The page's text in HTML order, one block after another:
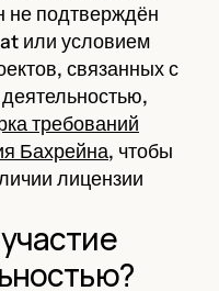
не подтверждён
или условием
связанных с
требований
Бахрейна, чтобы
лицензии